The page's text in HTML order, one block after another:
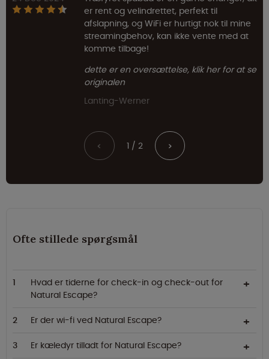
er rent og velindrettet, perfekt til
afslapning, og WiFi er hurtigt nok til mine
streamingbehov, kan ikke vente med at
komme tilbage!
dette er en oversættelse, klik her for at se
originalen
Lanting-Werner
< 1 / 2 >
Ofte stillede spørgsmål
Hvad er tiderne for check-in og check-out for
Natural Escape?
Er der wi-fi ved Natural Escape?
Er kæledyr tilladt for Natural Escape?